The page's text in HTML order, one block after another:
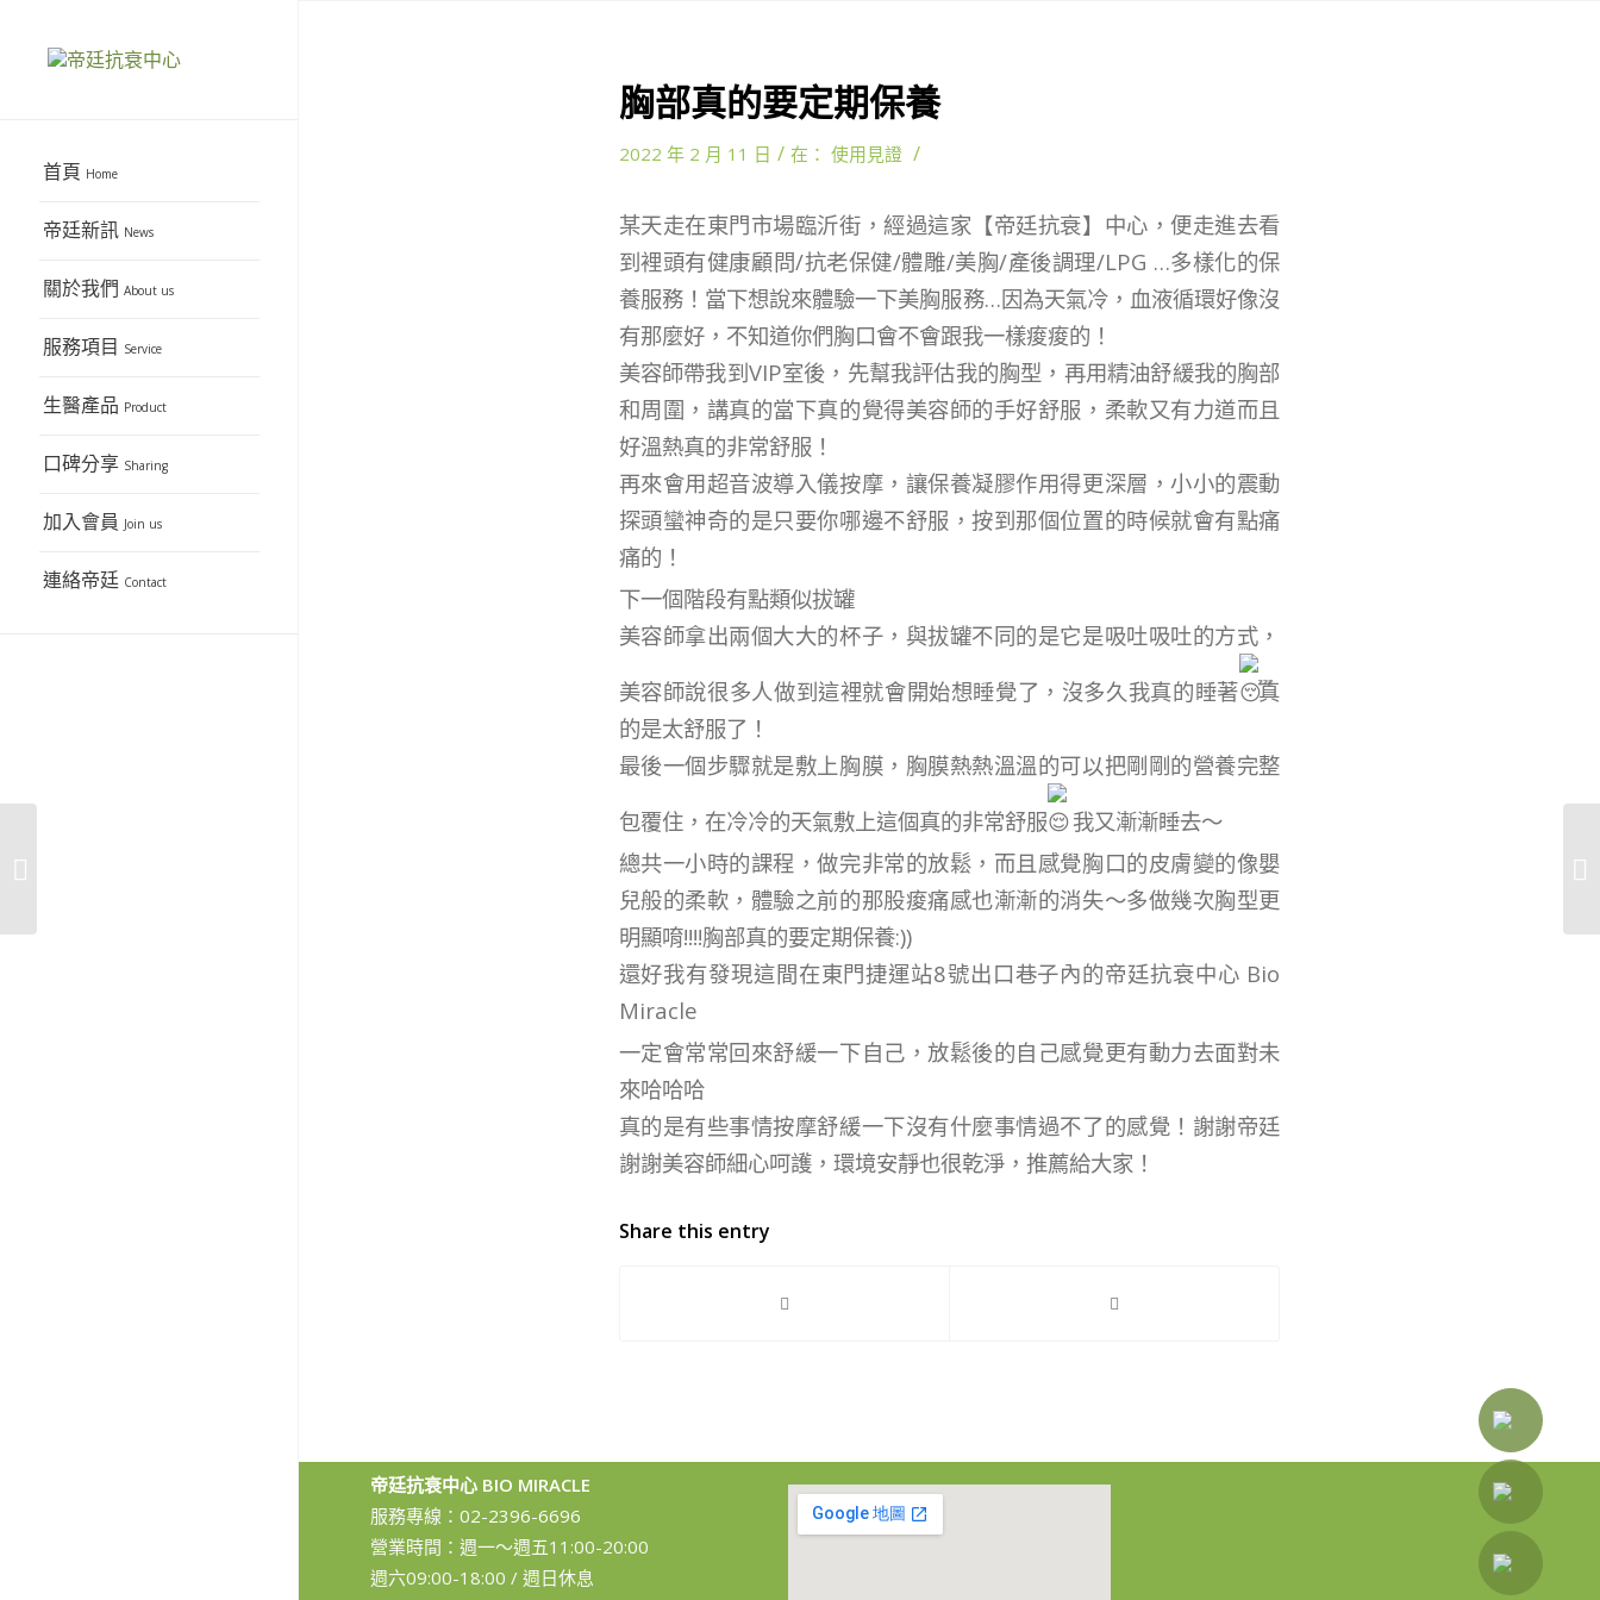
首頁 Home
帝廷新訊 News
關於我們 About us
服務項目 Service
生醫產品 Product
口碑分享 Sharing
加入會員 Join us
連絡帝廷 Contact
胸部真的要定期保養
2022 年 2 月 11 日 / 在： 使用見證 /
某天走在東門市場臨沂街，經過這家【帝廷抗衰】中心，便走進去看
到裡頭有健康顧問/抗老保健/體雕/美胸/產後調理/LPG …多樣化的保
養服務！當下想說來體驗一下美胸服務…因為天氣冷，血液循環好像沒
有那麼好，不知道你們胸口會不會跟我一樣痠痠的！
美容師帶我到VIP室後，先幫我評估我的胸型，再用精油舒緩我的胸部
和周圍，講真的當下真的覺得美容師的手好舒服，柔軟又有力道而且
好溫熱真的非常舒服！
再來會用超音波導入儀按摩，讓保養凝膠作用得更深層，小小的震動
探頭蠻神奇的是只要你哪邊不舒服，按到那個位置的時候就會有點痛
痛的！
下一個階段有點類似拔罐
美容師拿出兩個大大的杯子，與拔罐不同的是它是吸吐吸吐的方式，
美容師說很多人做到這裡就會開始想睡覺了，沒多久我真的睡著
真
的是太舒服了！
最後一個步驟就是敷上胸膜，胸膜熱熱溫溫的可以把剛剛的營養完整
包覆住，在冷冷的天氣敷上這個真的非常舒服
我又漸漸睡去～
總共一小時的課程，做完非常的放鬆，而且感覺胸口的皮膚變的像嬰
兒般的柔軟，體驗之前的那股痠痛感也漸漸的消失～多做幾次胸型更
明顯唷!!!!胸部真的要定期保養:))
還好我有發現這間在東門捷運站8號出口巷子內的帝廷抗衰中心 Bio
Miracle
一定會常常回來舒緩一下自己，放鬆後的自己感覺更有動力去面對未
來哈哈哈
真的是有些事情按摩舒緩一下沒有什麼事情過不了的感覺！謝謝帝廷
謝謝美容師細心呵護，環境安靜也很乾淨，推薦給大家！
Share this entry
帝廷抗衰中心 BIO MIRACLE
服務專線： 02-2396-6696
營業時間：週一～週五11:00-20:00
週六09:00-18:00 / 週日休息